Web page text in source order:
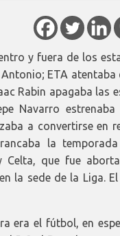
y fuera de los
ETA
Rabin apagaba las
Navarro estrenaba
a convertirse en
la
Celta, que fue
la sede de la Liga.
era el fútbol, en